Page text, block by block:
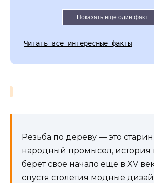
Показать еще один факт
Читать все интересные факты
Резьба по дереву — это
народный промысел, история
берет свое начало еще в XV
спустя столетия модные